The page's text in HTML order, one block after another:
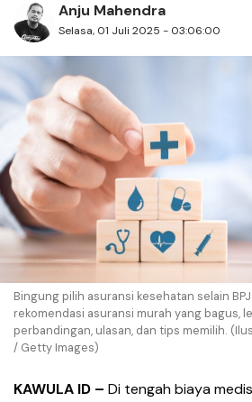
Anju Mahendra
Selasa, 01 Juli 2025 - 03:06:00
Bingung pilih asuransi kesehatan selain
rekomendasi asuransi murah yang bagus,
perbandingan, ulasan, dan tips memilih.
/ Getty Images)
KAWULA ID – Di tengah biaya